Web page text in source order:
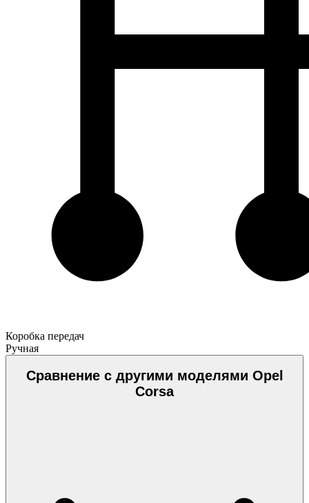
Коробка передач
Ручная
Сравнение с другими моделями Opel
Corsa